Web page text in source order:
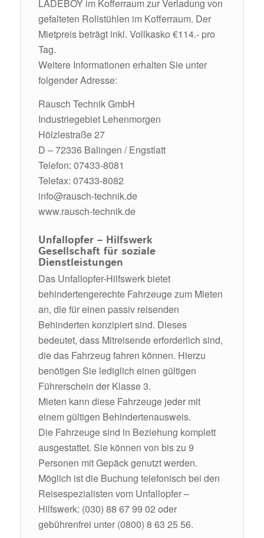
LADEBOY im Kofferraum zur Verladung von
gefalteten Rollstühlen im Kofferraum. Der
Mietpreis beträgt inkl. Vollkasko €114.- pro
Tag.
Weitere Informationen erhalten Sie unter
folgender Adresse:
Rausch Technik GmbH
Industriegebiet Lehenmorgen
Hölzlestraße 27
D – 72336 Balingen / Engstlatt
Telefon: 07433-8081
Telefax: 07433-8082
info@rausch-technik.de
www.rausch-technik.de
Unfallopfer – Hilfswerk
Gesellschaft für soziale
Dienstleistungen
Das Unfallopfer-Hilfswerk bietet
behindertengerechte Fahrzeuge zum Mieten
an, die für einen passiv reisenden
Behinderten konzipiert sind. Dieses
bedeutet, dass Mitreisende erforderlich sind,
die das Fahrzeug fahren können. Hierzu
benötigen Sie lediglich einen gültigen
Führerschein der Klasse 3.
Mieten kann diese Fahrzeuge jeder mit
einem gültigen Behindertenausweis.
Die Fahrzeuge sind in Beziehung komplett
ausgestattet. Sie können von bis zu 9
Personen mit Gepäck genutzt werden.
Möglich ist die Buchung telefonisch bei den
Reisespezialisten vom Unfallopfer –
Hilfswerk: (030) 88 67 99 02 oder
gebührenfrei unter (0800) 8 63 25 56.